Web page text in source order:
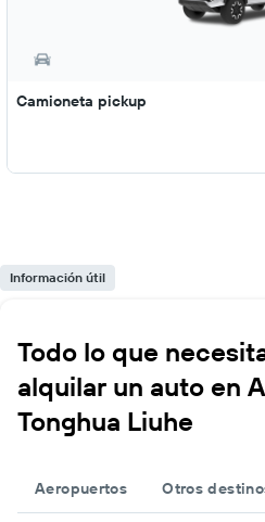
Camioneta pickup
Información útil
Todo lo que
alquilar un auto en
Tonghua Liuhe
Aeropuertos Otros